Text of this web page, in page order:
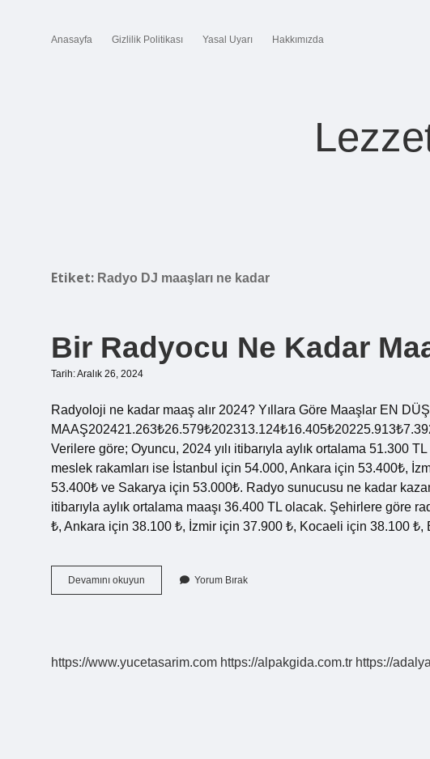
Anasayfa Gizlilik Politikası Yasal Uyarı Hakkımızda
Etiket: Radyo DJ maaşları ne kadar
Bir Radyocu Ne Kadar
Tarih: Aralık 26, 2024
Radyoloji ne kadar maaş alır 2024? Yıllara Göre Maaşlar EN
Verilere göre; Oyuncu, 2024 yılı itibarıyla aylık ortalama 51.300
meslek rakamları ise İstanbul için 54.000, Ankara için 53.400₺,
53.400₺ ve Sakarya için 53.000₺. Radyo sunucusu ne kadar
itibarıyla aylık ortalama maaşı 36.400 TL olacak. Şehirlere göre
₺, Ankara için 38.100 ₺, İzmir için 37.900 ₺, Kocaeli için 38.100
Devamını okuyun
Radyocu
Yorum Bırak
https://www.yucetasarim.com https://alpakgida.com.tr https://